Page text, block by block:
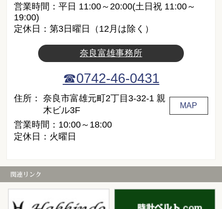
営業時間：平日 11:00～20:00(土日祝 11:00～
19:00)
定休日：第3日曜日（12月は除く）
奈良富雄事務所
☎0742-46-0431
住所：
奈良市富雄元町2丁目3-32-1 親
木ビル3F
MAP
営業時間：10:00～18:00
定休日：火曜日